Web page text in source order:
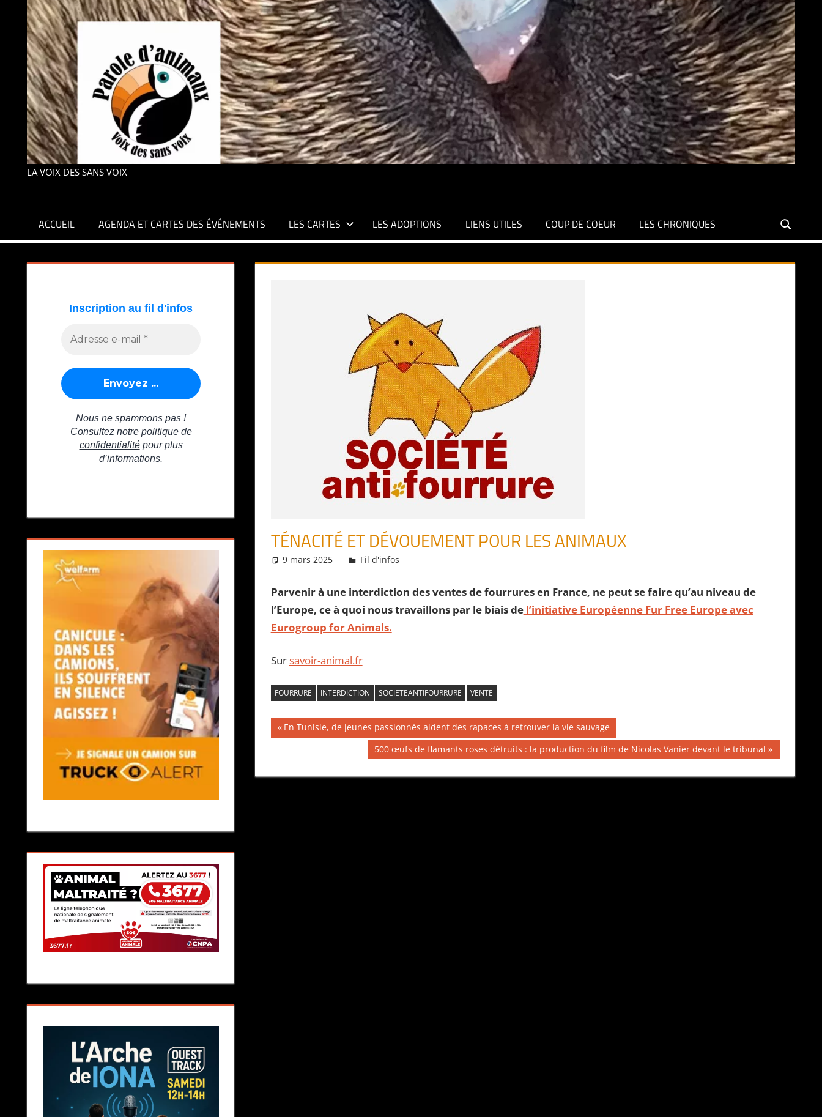
LA VOIX DES SANS VOIX
ACCUEIL AGENDA ET CARTES DES ÉVÉNEMENTS LES CARTES LES ADOPTIONS LIENS UTILES COUP DE COEUR LES CHRONIQUES
TÉNACITÉ ET DÉVOUEMENT POUR LES ANIMAUX
9 mars 2025 Daniel
Fil d'infos
Parvenir à une interdiction des ventes de fourrures en France, ne peut se faire qu’au niveau de
l’Europe, ce à quoi nous travaillons par le biais del’initiative Européenne Fur Free Europe avec
Eurogroup for Animals.
Sursavoir-animal.fr
FOURRURE INTERDICTION SOCIETEANTIFOURRURE VENTE
Navigation
l’article
Publication
précédente :
En Tunisie, de jeunes passionnés aident des rapaces à retrouver la vie sauvage
Publication
suivante :
500 œufs de flamants roses détruits : la production du film de Nicolas Vanier devant le tribunal